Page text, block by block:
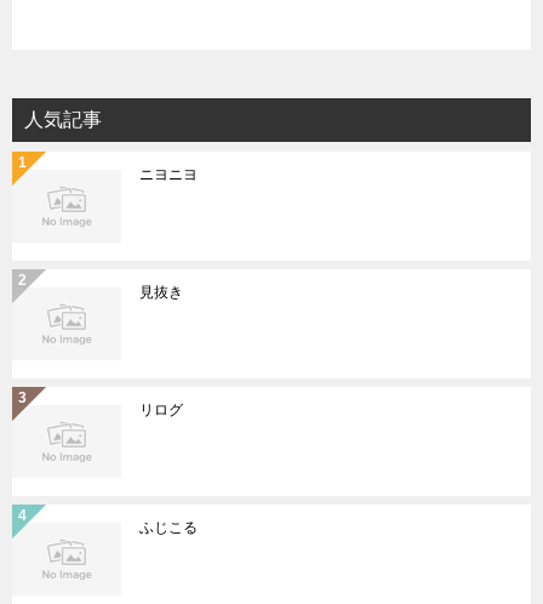
人気記事
ニヨニヨ
見抜き
リログ
ふじこる